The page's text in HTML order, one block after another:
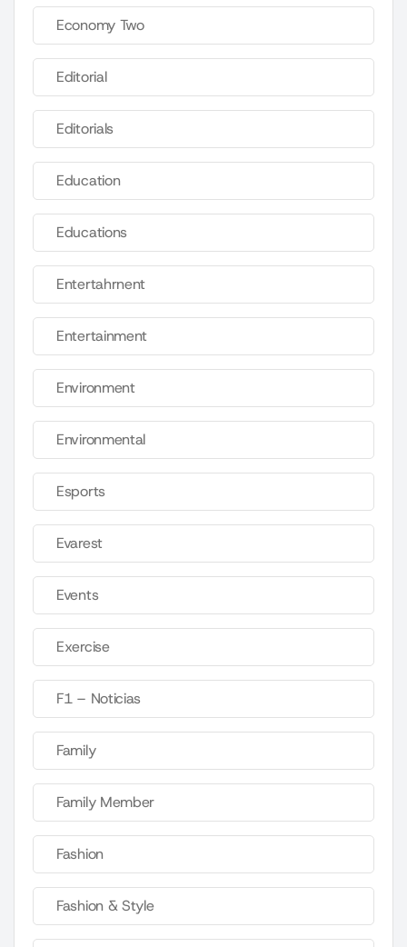
Economy Two
Editorial
Editorials
Education
Educations
Entertahrnent
Entertainment
Environment
Environmental
Esports
Evarest
Events
Exercise
F1 – Noticias
Family
Family Member
Fashion
Fashion & Style